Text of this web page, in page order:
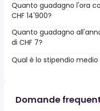
Quanto guadagno l'ora
CHF 14'900?
Quanto guadagno
di CHF 7?
Qual è lo stipendio medio
Domande